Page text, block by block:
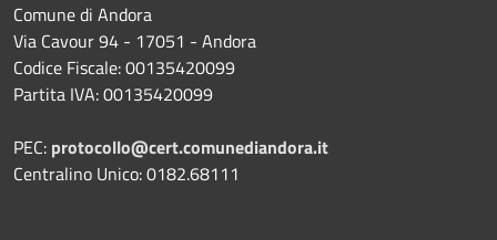
Comune di Andora
Via Cavour 94 - 17051 - Andora
Codice Fiscale: 00135420099
Partita IVA: 00135420099
PEC: protocollo@cert.comunediandora.it
Centralino Unico: 0182.68111